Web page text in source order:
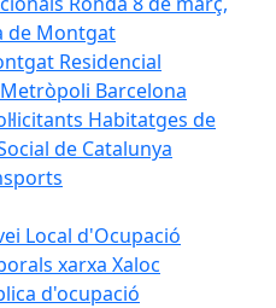
de Montgat
Residencial
Barcelona
Habitatges de
de Catalunya
Local d'Ocupació
xarxa Xaloc
d'ocupació